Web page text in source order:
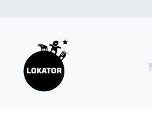
zawartości